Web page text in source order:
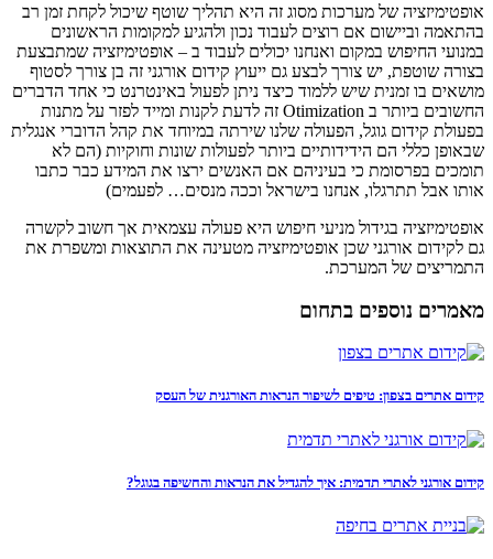
אופטימיזציה של מערכות מסוג זה היא תהליך שוטף שיכול לקחת זמן רב
בהתאמה וביישום אם רוצים לעבוד נכון ולהגיע למקומות הראשונים
במנועי החיפוש במקום ואנחנו יכולים לעבוד ב – אופטימיזציה שמתבצעת
בצורה שוטפת, יש צורך לבצע גם ייעוץ קידום אורגני זה בן צורך לסטוף
מושאים בו זמנית שיש ללמוד כיצד ניתן לפעול באינטרנט כי אחד הדברים
החשובים ביותר ב Otimization זה לדעת לקנות ומייד לפזר על מתנות
בפעולת קידום גוגל, הפעולה שלנו שירתה במיוחד את קהל הדוברי אנגלית
שבאופן כללי הם הידידותיים ביותר לפעולות שונות וחוקיות (הם לא
תומכים בפרסומת כי בעיניהם אם האנשים ירצו את המידע כבר כתבו
אותו אבל תתרגלו, אנחנו בישראל וככה מנסים… לפעמים)
אופטימיזציה בגידול מניעי חיפוש היא פעולה עצמאית אך חשוב לקשרה
גם לקידום אורגני שכן אופטימיזציה מטעינה את התוצאות ומשפרת את
התמריצים של המערכת.
מאמרים נוספים בתחום
קידום אתרים בצפון: טיפים לשיפור הנראות האורגנית של העסק
קידום אורגני לאתרי תדמית: איך להגדיל את הנראות והחשיפה בגוגל?